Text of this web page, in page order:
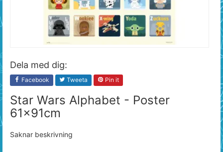
Dela med dig:
Facebook Tweeta Pin it
Star Wars Alphabet - Poster
61x91cm
Saknar beskrivning